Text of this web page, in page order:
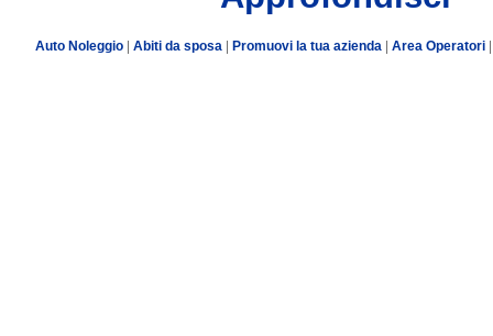
Auto Noleggio| Abiti da sposa| Promuovi la tua azienda Area Operatori